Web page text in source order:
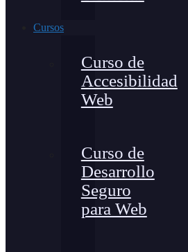
Cursos
Curso de
Accesibilidad
Web
Curso de
Desarrollo
Seguro
para Web